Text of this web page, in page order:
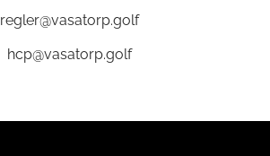
regler@vasatorp.golf
hcp@vasatorp.golf